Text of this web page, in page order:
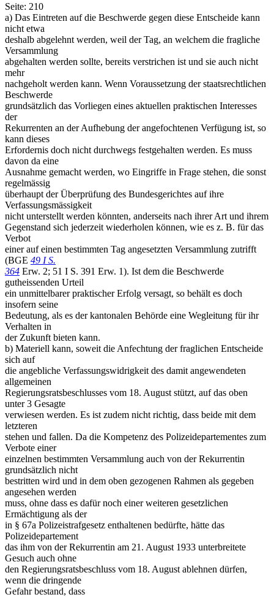
Seite: 210
a) Das Eintreten auf die Beschwerde gegen diese Entscheide kann
nicht etwa
deshalb abgelehnt werden, weil der Tag, an welchem die fragliche
Versammlung
abgehalten werden sollte, bereits verstrichen ist und sie auch nicht
mehr
nachgeholt werden kann. Wenn Voraussetzung der staatsrechtlichen
Beschwerde
grundsätzlich das Vorliegen eines aktuellen praktischen Interesses
der
Rekurrenten an der Aufhebung der angefochtenen Verfügung ist, so
kann dieses
Erfordernis doch nicht durchwegs festgehalten werden. Es muss
davon da eine
Ausnahme gemacht werden, wo Eingriffe in Frage stehen, die sonst
regelmässig
überhaupt der Überprüfung des Bundesgerichtes auf ihre
Verfassungsmässigkeit
nicht unterstellt werden könnten, anderseits nach ihrer Art und ihrem
Gegenstand sich jederzeit wiederholen können, wie es z. B. für das
Verbot
einer auf einen bestimmten Tag angesetzten Versammlung zutrifft
(BGE 49 I S.
364 Erw. 2; 51 I S. 391 Erw. 1). Ist dem die Beschwerde
gutheissenden Urteil
ein unmittelbarer praktischer Erfolg versagt, so behält es doch
insofern seine
Bedeutung, als es der kantonalen Behörde eine Wegleitung für ihr
Verhalten in
der Zukunft bieten kann.
b) Materiell kann, soweit die Anfechtung der fraglichen Entscheide
sich auf
die angebliche Verfassungswidrigkeit des damit angewendeten
allgemeinen
Regierungsratsbeschlusses vom 18. August stützt, auf das oben
unter 3 Gesagte
verwiesen werden. Es ist zudem nicht richtig, dass beide mit dem
letzteren
stehen und fallen. Da die Kompetenz des Polizeidepartementes zum
Verbote einer
einzelnen bestimmten Versammlung auch von der Rekurrentin
grundsätzlich nicht
bestritten wird und in dem oben gezogenen Rahmen als gegeben
angesehen werden
muss, ohne dass es dafür noch einer weiteren gesetzlichen
Ermächtigung als der
in § 67a Polizeistrafgesetz enthaltenen bedürfte, hätte das
Polizeidepartement
das ihm von der Rekurrentin am 21. August 1933 unterbreitete
Gesuch auch ohne
den Regierungsratsbeschluss vom 18. August ablehnen dürfen,
wenn die dringende
Gefahr bestand, dass